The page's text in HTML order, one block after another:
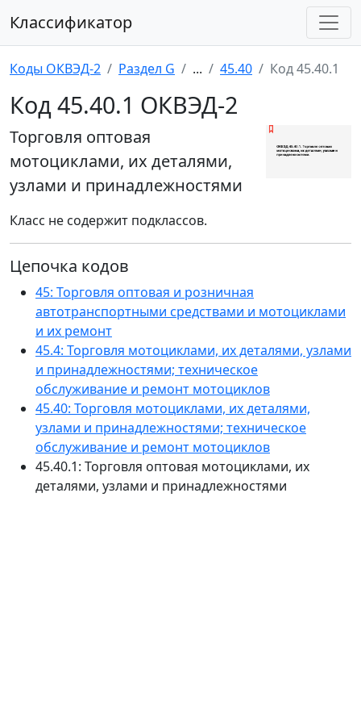
Классификатор
Коды ОКВЭД-2 Раздел G ... 45.40 Код 45.40.1
Код 45.40.1 ОКВЭД-2
Торговля оптовая
мотоциклами, их деталями,
узлами и принадлежностями
Класс не содержит подклассов.
Цепочка кодов
45: Торговля оптовая и розничная
автотранспортными средствами и мотоциклами
и их ремонт
45.4: Торговля мотоциклами, их деталями, узлами
и принадлежностями; техническое
обслуживание и ремонт мотоциклов
45.40: Торговля мотоциклами, их деталями,
узлами и принадлежностями; техническое
обслуживание и ремонт мотоциклов
45.40.1: Торговля оптовая мотоциклами, их
деталями, узлами и принадлежностями